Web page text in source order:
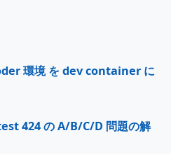
環境 を dev container に
424 の A/B/C/D 問題の解